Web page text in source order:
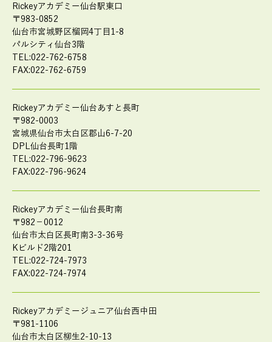
Rickeyアカデミー仙台駅東口
〒983-0852
仙台市宮城野区榴岡4丁目1-8
パルシティ仙台3階
TEL:022-762-6758
FAX:022-762-6759
Rickeyアカデミー仙台あすと長町
〒982-0003
宮城県仙台市太白区郡山6-7-20
DPL仙台長町1階
TEL:022-796-9623
FAX:022-796-9624
Rickeyアカデミー仙台長町南
〒982－0012
仙台市太白区長町南3-3-36号
Kビルド2階201
TEL:022-724-7973
FAX:022-724-7974
Rickeyアカデミージュニア仙台西中田
〒981-1106
仙台市太白区柳生2-10-13